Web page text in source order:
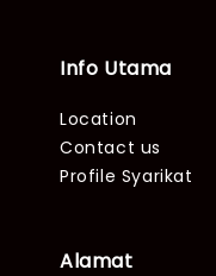
Info Utama
Location
Contact us
Profile Syarikat
Alamat